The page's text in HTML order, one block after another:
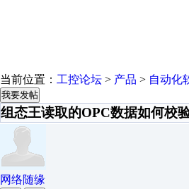
当前位置： 工控论坛 > 产品 > 自动化
我要发帖
组态王读取的OPC数据如何校
网络随缘